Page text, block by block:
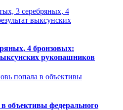
4 бронзовых:
рукопашников
объективы федерального